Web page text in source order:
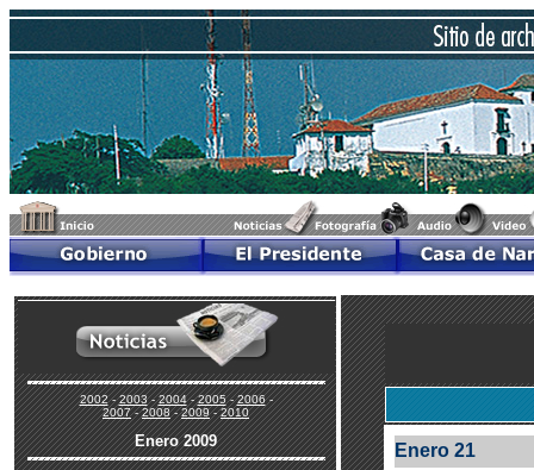
2002-2003-2004-2005-2006-
2007-2008-2009-2010
Enero2009 Enero 21